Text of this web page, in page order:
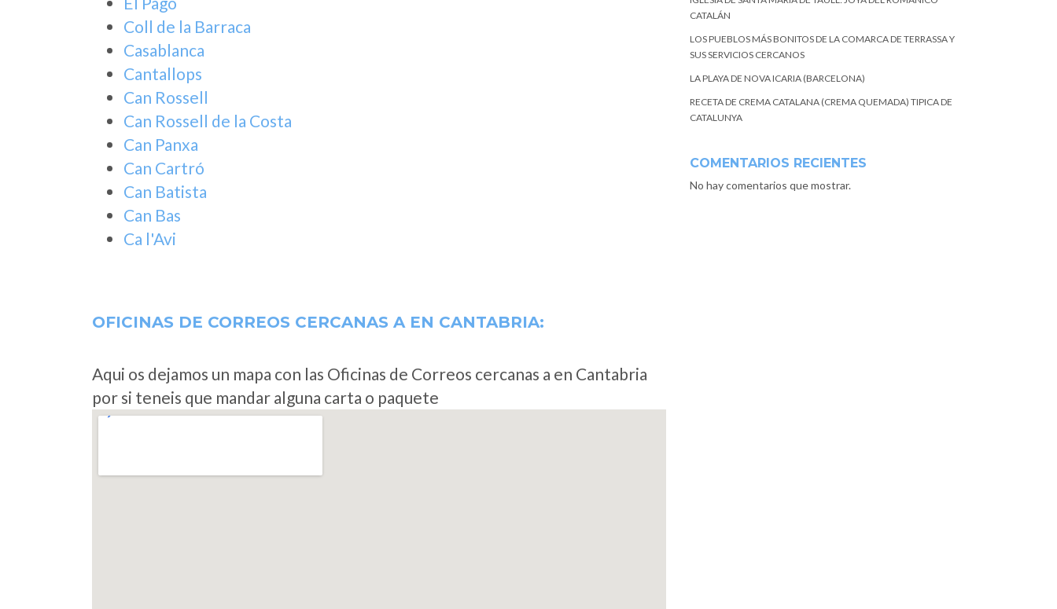
Coll de la Barraca
Casablanca
Cantallops
Can Rossell
Can Rossell de la Costa
Can Panxa
Can Cartró
Can Batista
Can Bas
Ca l'Avi
OFICINAS DE CORREOS CERCANAS A EN CANTABRIA:
Aqui os dejamos un mapa con las Oficinas de Correos cercanas a en Cantabria
por si teneis que mandar alguna carta o paquete
CATALÁN
LOS PUEBLOS MÁS BONITOS DE LA COMARCA DE TERRASSA Y
SUS SERVICIOS CERCANOS
LA PLAYA DE NOVA ICARIA (BARCELONA)
RECETA DE CREMA CATALANA (CREMA QUEMADA) TIPICA DE
CATALUNYA
COMENTARIOS RECIENTES
No hay comentarios que mostrar.